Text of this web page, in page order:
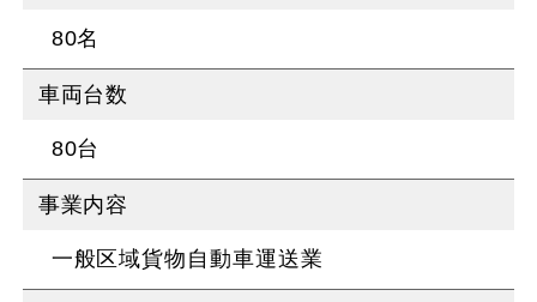
80名
車両台数
80台
事業内容
一般区域貨物自動車運送業